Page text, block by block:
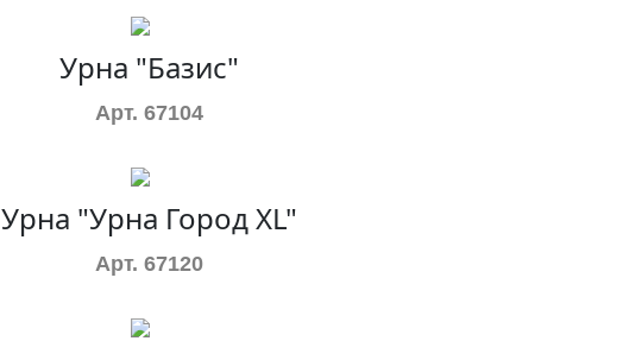
Урна "Базис"
Арт. 67104
Урна "Урна Город XL"
Арт. 67120